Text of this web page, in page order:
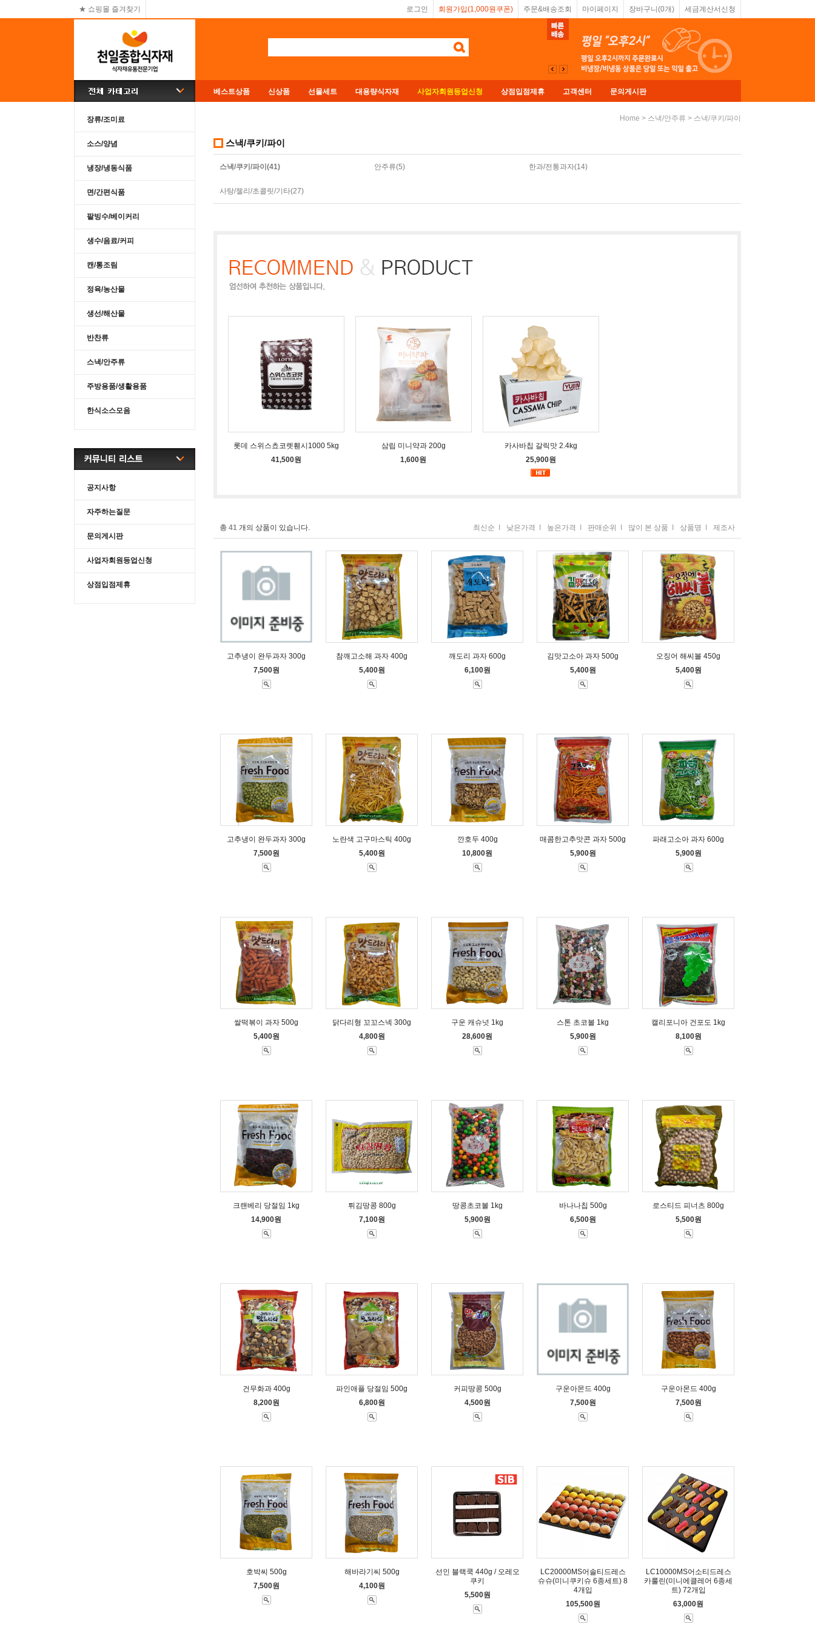
★ 쇼핑몰 즐겨찾기 로그인 회원가입(1,000원쿠폰) 주문&배송조회 마이페이지 장바구니(0개) 세금계산서신청
베스트상품 신상품 선물세트 대용량식자재 사업자회원등업신청 상점입점제휴 고객센터 문의게시판
장류/조미료
소스/양념
냉장/냉동식품
면/간편식품
팥빙수/베이커리
생수/음료/커피
캔/통조림
정육/농산물
생선/해산물
반찬류
스낵/안주류
주방용품/생활용품
한식소스모음
공지사항
자주하는질문
문의게시판
사업자회원등업신청
상점입점제휴
Home > 스낵/안주류 > 스낵/쿠키/파이
스낵/쿠키/파이
스낵/쿠키/파이(41) 안주류(5) 한과/전통과자(14)
사탕/젤리/초콜릿/기타(27)
롯데 스위스쵸코렛휀시1000 5kg
41,500원
삼립 미니약과 200g
1,600원
카사바칩 갈릭맛 2.4kg
25,900원
총 41 개의 상품이 있습니다. 최신순 낮은가격 높은가격 판매순위 많이 본 상품 상품명 제조사
고추냉이 완두과자 300g
7,500원
참깨고소해 과자 400g
5,400원
깨도리 과자 600g
6,100원
김맛고소아 과자 500g
5,400원
오징어 해씨볼 450g
5,400원
고추냉이 완두과자 300g
7,500원
노란색 고구마스틱 400g
5,400원
깐호두 400g
10,800원
매콤한고추맛콘 과자 500g
5,900원
파래고소아 과자 600g
5,900원
쌀떡볶이 과자 500g
5,400원
닭다리형 꼬꼬스넥 300g
4,800원
구운 캐슈넛 1kg
28,600원
스톤 초코볼 1kg
5,900원
캘리포니아 건포도 1kg
8,100원
크랜베리 당절임 1kg
14,900원
튀김땅콩 800g
7,100원
땅콩초코볼 1kg
5,900원
바나나칩 500g
6,500원
로스티드 피너츠 800g
5,500원
건무화과 400g
8,200원
파인애플 당절임 500g
6,800원
커피땅콩 500g
4,500원
구운아몬드 400g
7,500원
구운아몬드 400g
7,500원
호박씨 500g
7,500원
해바라기씨 500g
4,100원
선인 블랙쿡 440g / 오레오
쿠키
5,500원
LC20000MS어솔티드레스
슈슈(미니쿠키슈 6종세트) 8
4개입
105,500원
LC10000MS어소티드레스
카룰린(미니에클레어 6종세
트) 72개입
63,000원